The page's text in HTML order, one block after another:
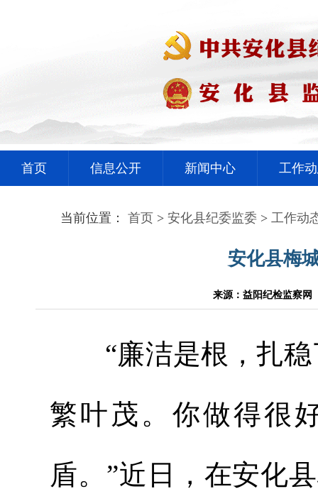
首页 信息公开 新闻中心 工作
当前位置： 首页 > 安化县纪委监委 > 工作动
安化县梅
来源：益阳纪检监察网
“廉洁是根，扎稳
繁叶茂。你做得很
盾。”近日，在安化